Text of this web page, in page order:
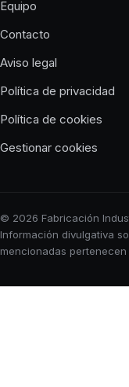
Equipo
Contacto
Aviso legal
Política de privacidad
Política de cookies
Gestionar cookies
© 2026 Fabricación
Información divulgativa
mencionadas